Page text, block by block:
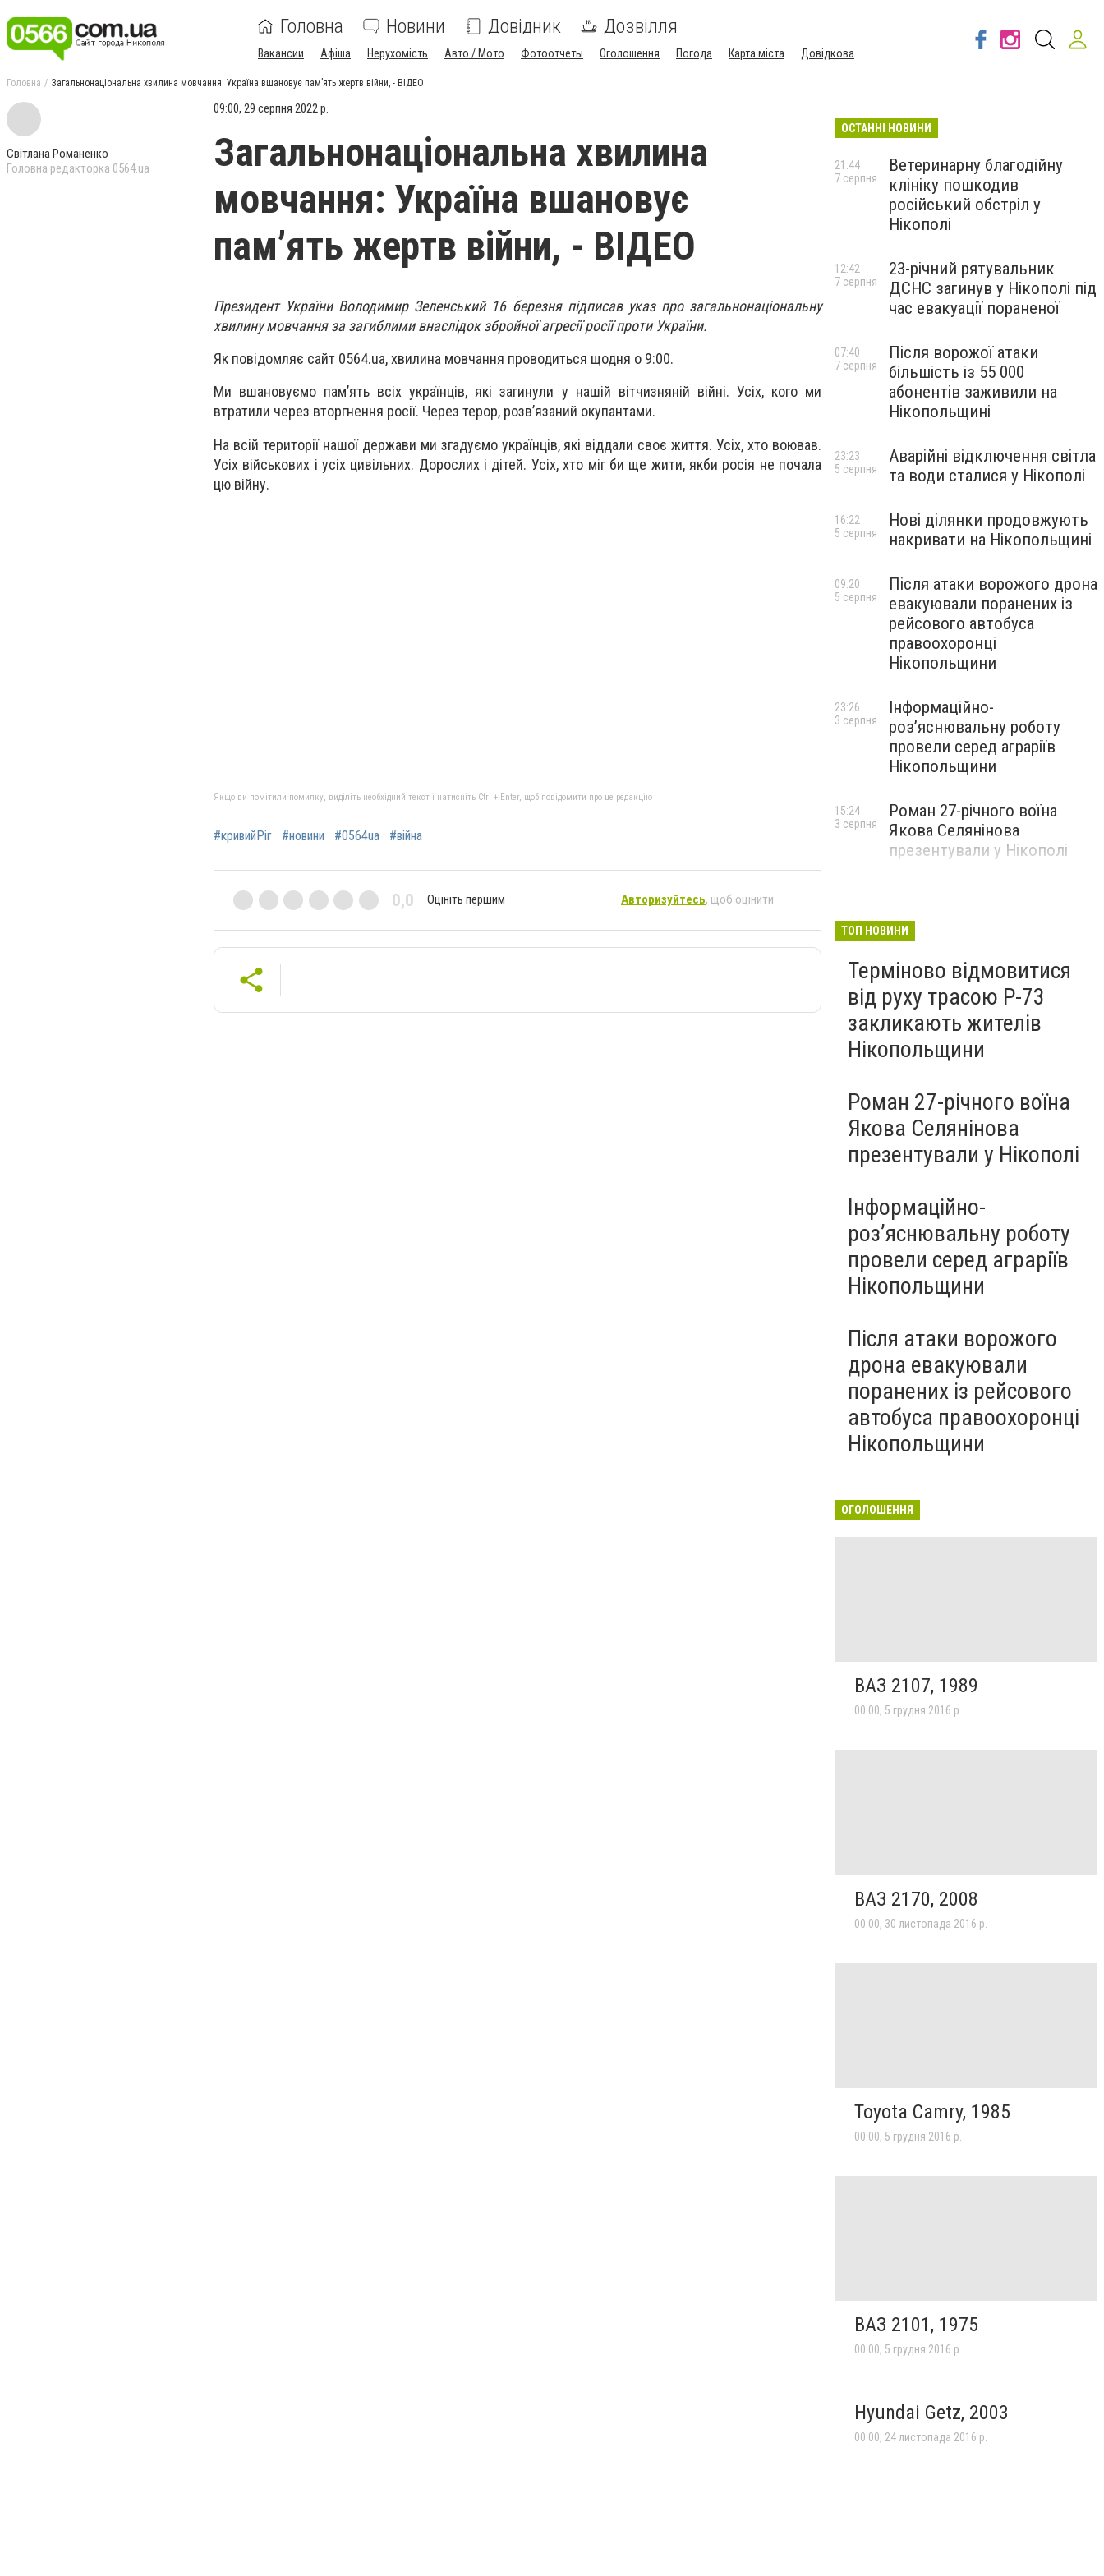
Головна Новини Довідник Дозвілля
Вакансии Афіша Нерухомість Авто / Мото Фотоотчеты Оголошення Погода Карта міста Довідкова
Головна Загальнонаціональна хвилина мовчання: Україна вшановує пам’ять жертв війни, - ВІДЕО
Світлана Романенко
Головна редакторка 0564.ua
09:00, 29 серпня 2022 р.
Загальнонаціональна хвилина
мовчання: Україна вшановує
пам’ять жертв війни, - ВІДЕО
Президент України Володимир Зеленський 16 березня підписав указ про загальнонаціональну
хвилину мовчання за загиблими внаслідок збройної агресії росії проти України.
Як повідомляє сайт 0564.ua, хвилина мовчання проводиться щодня о 9:00.
Ми вшановуємо памʼять всіх українців, які загинули у нашій вітчизняній війні. Усіх, кого ми
втратили через вторгнення росії. Через терор, розвʼязаний окупантами.
На всій території нашої держави ми згадуємо українців, які віддали своє життя. Усіх, хто воював.
Усіх військових і усіх цивільних. Дорослих і дітей. Усіх, хто міг би ще жити, якби росія не почала
цю війну.
Якщо ви помітили помилку, виділіть необхідний текст і натисніть Ctrl + Enter, щоб повідомити про це редакцію
#кривийРіг #новини #0564ua #війна
0,0 Оцініть першим Авторизуйтесь, щоб оцінити
ОСТАННІ НОВИНИ
Ветеринарну благодійну
клініку пошкодив
російський обстріл у
Нікополі
21:44
7 серпня
23-річний рятувальник
ДСНС загинув у Нікополі під
час евакуації пораненої
12:42
7 серпня
Після ворожої атаки
більшість із 55 000
абонентів заживили на
Нікопольщині
07:40
7 серпня
Аварійні відключення світла
та води сталися у Нікополі
23:23
5 серпня
Нові ділянки продовжують
накривати на Нікопольщині
16:22
5 серпня
Після атаки ворожого дрона
евакуювали поранених із
рейсового автобуса
правоохоронці
Нікопольщини
09:20
5 серпня
Інформаційно-
роз’яснювальну роботу
провели серед аграріїв
Нікопольщини
23:26
3 серпня
Роман 27-річного воїна
Якова Селянінова
презентували у Нікополі
15:24
3 серпня
ТОП НОВИНИ
Терміново відмовитися
від руху трасою Р-73
закликають жителів
Нікопольщини
Роман 27-річного воїна
Якова Селянінова
презентували у Нікополі
Інформаційно-
роз’яснювальну роботу
провели серед аграріїв
Нікопольщини
Після атаки ворожого
дрона евакуювали
поранених із рейсового
автобуса правоохоронці
Нікопольщини
ОГОЛОШЕННЯ
ВАЗ 2107, 1989
00:00, 5 грудня 2016 р.
ВАЗ 2170, 2008
00:00, 30 листопада 2016 р.
Toyota Camry, 1985
00:00, 5 грудня 2016 р.
ВАЗ 2101, 1975
00:00, 5 грудня 2016 р.
Hyundai Getz, 2003
00:00, 24 листопада 2016 р.